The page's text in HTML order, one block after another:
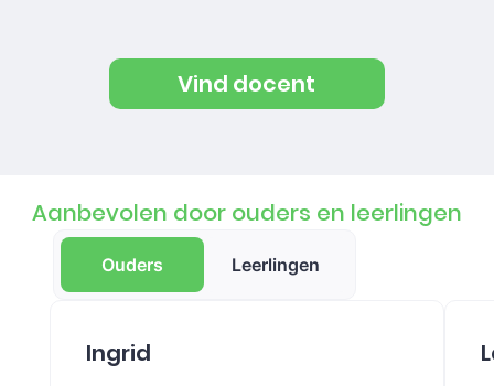
Vind docent
Aanbevolen door ouders en leerlingen
Ouders Leerlingen
Ingrid